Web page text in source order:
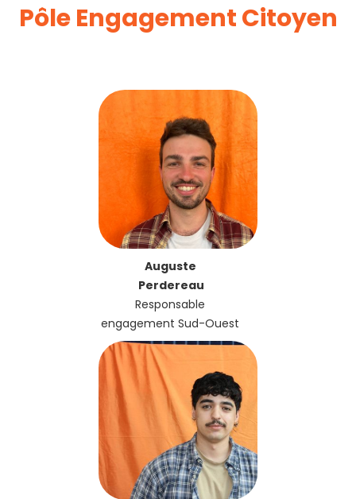
Pôle Engagement Citoyen
Auguste
Perdereau
Responsable
engagement Sud-Ouest